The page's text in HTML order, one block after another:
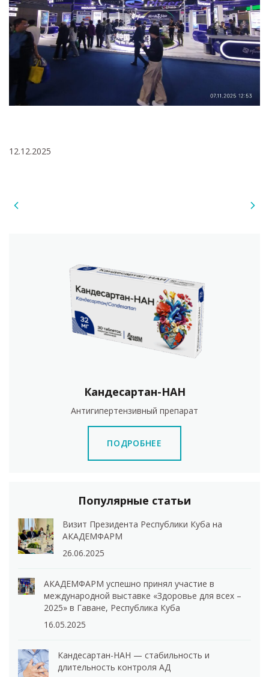
Кандесартан-НАН
Антигипертензивный препарат
ПОДРОБНЕЕ
Популярные статьи
Визит Президента Республики Куба на
АКАДЕМФАРМ
26.06.2025
АКАДЕМФАРМ успешно принял участие в
международной выставке «Здоровье для всех –
2025» в Гаване, Республика Куба
16.05.2025
Кандесартан-НАН — стабильность и
длительность контроля АД
12.12.2025